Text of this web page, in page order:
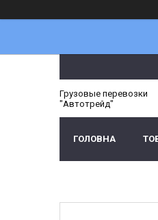
Грузовые перевозки
"Автотрейд"
ГОЛОВНА